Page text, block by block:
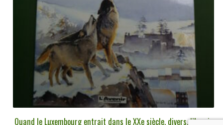
Quand le Luxembourg entrait dans le XXe siècle, divers, l’Avenir